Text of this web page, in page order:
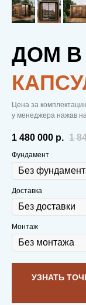
ДОМ В
Цена за
у менеджера нажав
1 480 000 р. 1
Фундамент
Доставка
Монтаж
УЗНАТЬ